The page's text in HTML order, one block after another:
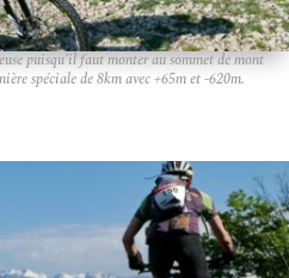
puisqu’il faut monter au sommet de mont
spéciale de 8km avec +65m et -620m.